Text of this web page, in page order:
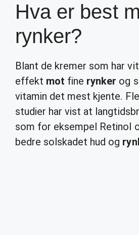
Hva er best
rynker?
Blant de kremer som har
effekt mot fine rynker og
vitamin det mest kjente.
studier har vist at
som for eksempel Retinol
bedre solskadet hud og